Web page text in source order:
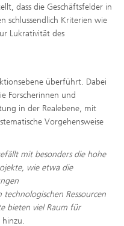
dass die Geschäftsfelder in
schlussendlich Kriterien wie
Lukrativität des
überführt. Dabei
Forscherinnen und
in der Realebene, mit
Vorgehensweise
mit besonders die hohe
wie etwa die
Ressourcen
bieten viel Raum für